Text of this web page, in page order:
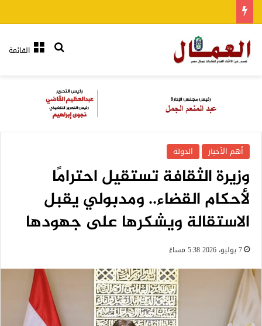
القائمةبحث عن
أهم الأخبار الدولة
وزيرة الثقافة تستقيل احترامًا
لأحكام القضاء.. ومدبولي يقبل
الاستقالة ويشكرها على جهودها
7 يوليو، 2026 5:38 مساءً